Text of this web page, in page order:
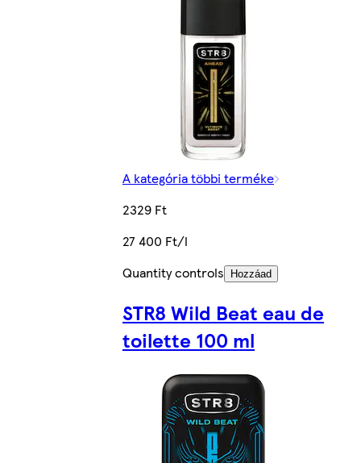
A kategória többi terméke
2329 Ft
27 400 Ft/l
Quantity controls
Hozzáad
STR8 Wild Beat eau de
toilette 100 ml